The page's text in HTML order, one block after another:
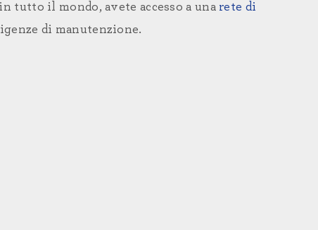
tutto il mondo, avete accesso a unarete di
di manutenzione.